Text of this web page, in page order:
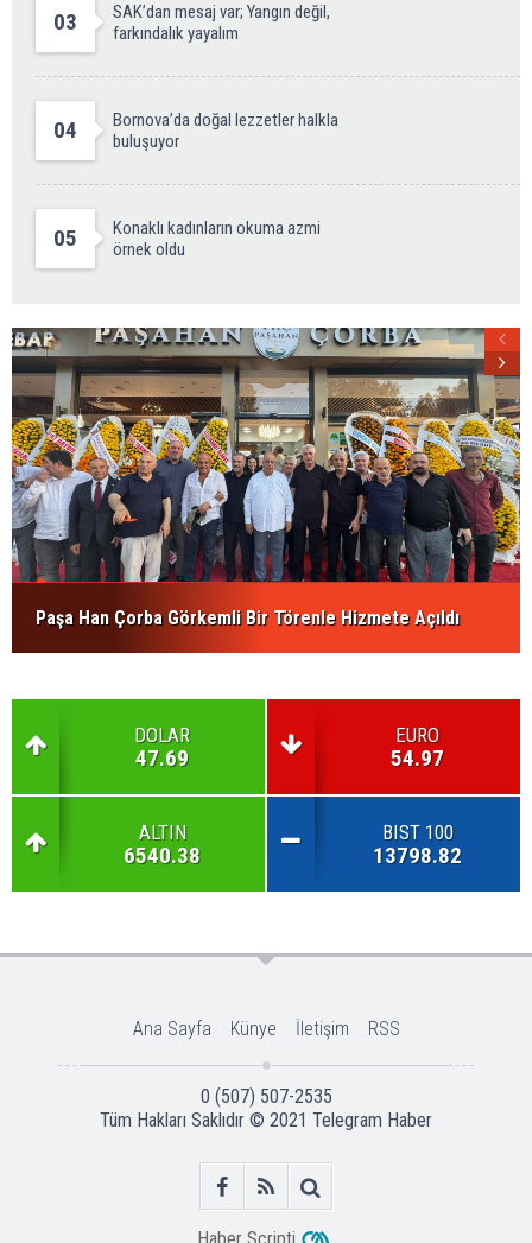
03
SAK’dan mesaj var; Yangın değil,
farkındalık yayalım
04
Bornova’da doğal lezzetler halkla
buluşuyor
05
Konaklı kadınların okuma azmi
örnek oldu
Paşa Han Çorba Görkemli Bir Törenle Hizmete Açıldı
DOLAR
47.69
EURO
54.97
ALTIN
6540.38
BIST 100
13798.82
Ana Sayfa Künye İletişim RSS
0 (507) 507-2535
Tüm Hakları Saklıdır © 2021 Telegram Haber